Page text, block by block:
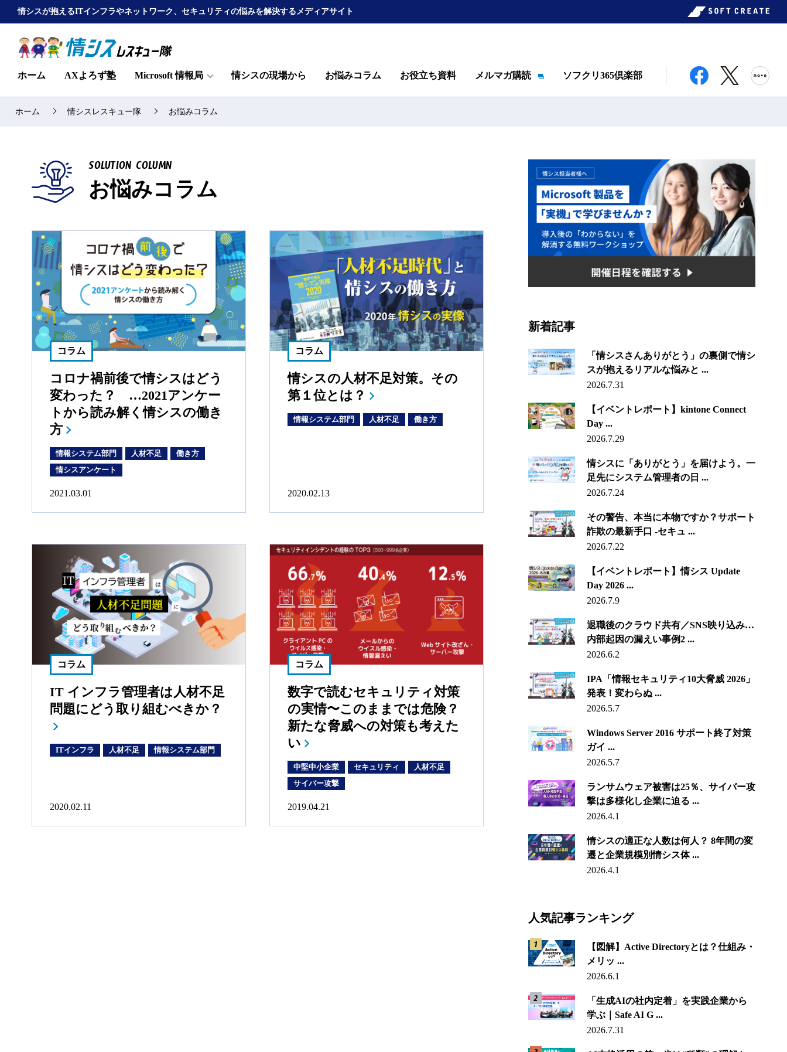
情シスが抱えるITインフラやネットワーク、セキュリティの悩みを解決するメディアサイト
ホーム AXよろず塾 Microsoft 情報局 情シスの現場から お悩みコラム お役立ち資料 メルマガ購読 ソフクリ365倶楽部
ホーム 情シスレスキュー隊 お悩みコラム
SOLUTION COLUMN
お悩みコラム
コラム
コロナ禍前後で情シスはどう
変わった？ …2021アンケー
トから読み解く情シスの働き
方
情報システム部門 人材不足
働き方
情シスアンケート
2021.03.01
コラム
情シスの人材不足対策。その
第１位とは？
情報システム部門 人材不足 働き方
2020.02.13
コラム
IT インフラ管理者は人材不足
問題にどう取り組むべきか？
ITインフラ 人材不足 情報システム部門
2020.02.11
コラム
数字で読むセキュリティ対策
の実情〜このままでは危険？
新たな脅威への対策も考えた
い
中堅中小企業 セキュリティ
人材不足
サイバー攻撃
2019.04.21
新着記事
「情シスさんありがとう」の裏側で情シ
スが抱えるリアルな悩みと ...
2026.7.31
【イベントレポート】kintone Connect
Day ...
2026.7.29
情シスに「ありがとう」を届けよう。一
足先にシステム管理者の日 ...
2026.7.24
その警告、本当に本物ですか？サポート
詐欺の最新手口 -セキュ ...
2026.7.22
【イベントレポート】情シス Update
Day 2026 ...
2026.7.9
退職後のクラウド共有／SNS映り込み…
内部起因の漏えい事例2 ...
2026.6.2
IPA「情報セキュリティ10大脅威 2026」
発表！変わらぬ ...
2026.5.7
Windows Server 2016 サポート終了対策
ガイ ...
2026.5.7
ランサムウェア被害は25％、サイバー攻
撃は多様化し企業に迫る ...
2026.4.1
情シスの適正な人数は何人？ 8年間の変
遷と企業規模別情シス体 ...
2026.4.1
人気記事ランキング
【図解】Active Directoryとは？仕組み・
メリッ ...
2026.6.1
「生成AIの社内定着」を実践企業から
学ぶ｜Safe AI G ...
2026.7.31